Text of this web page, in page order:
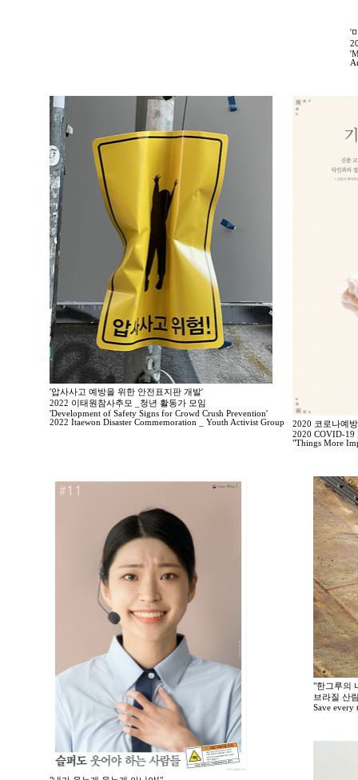
'
'압사사고 예방을 위한 안전표지판 개발'
2022 이태원참사추모 _청년 활동가 모임
'Development of Safety Signs for Crowd Crush Prevention'
2022 Itaewon Disaster Commemoration _ Youth Activist Group
2020 코로나예
2020 COVID-19
"Things More
"한그루의
브라질 산
Save every